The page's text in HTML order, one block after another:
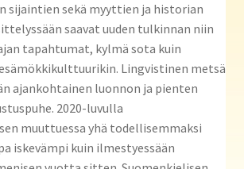
sijaintien sekä myyttien ja historian
saavat uuden tulkinnan niin
tapahtumat, kylmä sota kuin
Lingvistinen metsä
ajankohtainen luonnon ja pienten
2020-luvulla
muuttuessa yhä todellisemmaksi
iskevämpi kuin ilmestyessään